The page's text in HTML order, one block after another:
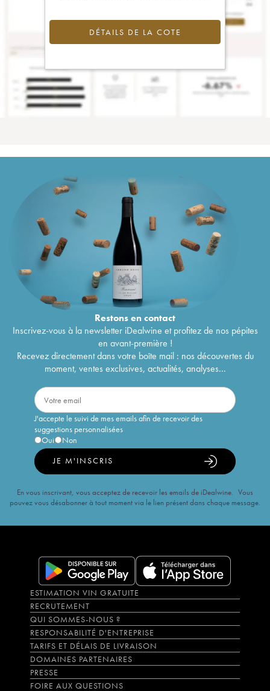
DÉTAILS DE LA COTE
Restons encontact
Inscrivez-vous à la newsletter iDealwine et profitez de nos pépites
en avant-première !
Recevez directement dans votre boîte mail : nos découvertes du
moment, ventes exclusives, actualités, analyses...
J'accepte le suivi de mes emails afin de recevoir des
suggestions personnalisées
Oui
Non
JE M'INSCRIS
En vous inscrivant, vous acceptez de recevoir les emails de iDealwine. Vous
pouvez vous désabonner à tout moment via le lien présent dans chaque message.
ESTIMATION VIN GRATUITE
RECRUTEMENT
QUI SOMMES-NOUS ?
RESPONSABILITÉ D'ENTREPRISE
TARIFS ET DÉLAIS DE LIVRAISON
DOMAINES PARTENAIRES
PRESSE
FOIRE AUX QUESTIONS